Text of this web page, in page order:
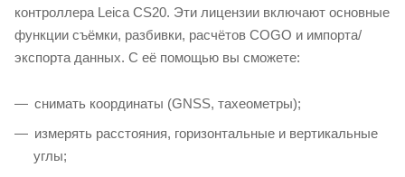
контроллера Leica CS20. Эти лицензии включают основные
функции съёмки, разбивки, расчётов COGO и импорта/
экспорта данных. С её помощью вы сможете:
снимать координаты (GNSS, тахеометры);
измерять расстояния, горизонтальные и вертикальные
углы;